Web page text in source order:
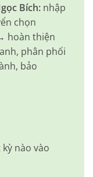
Bích: nhập
chọn
hoàn thiện
phân phối
bảo
nào vào